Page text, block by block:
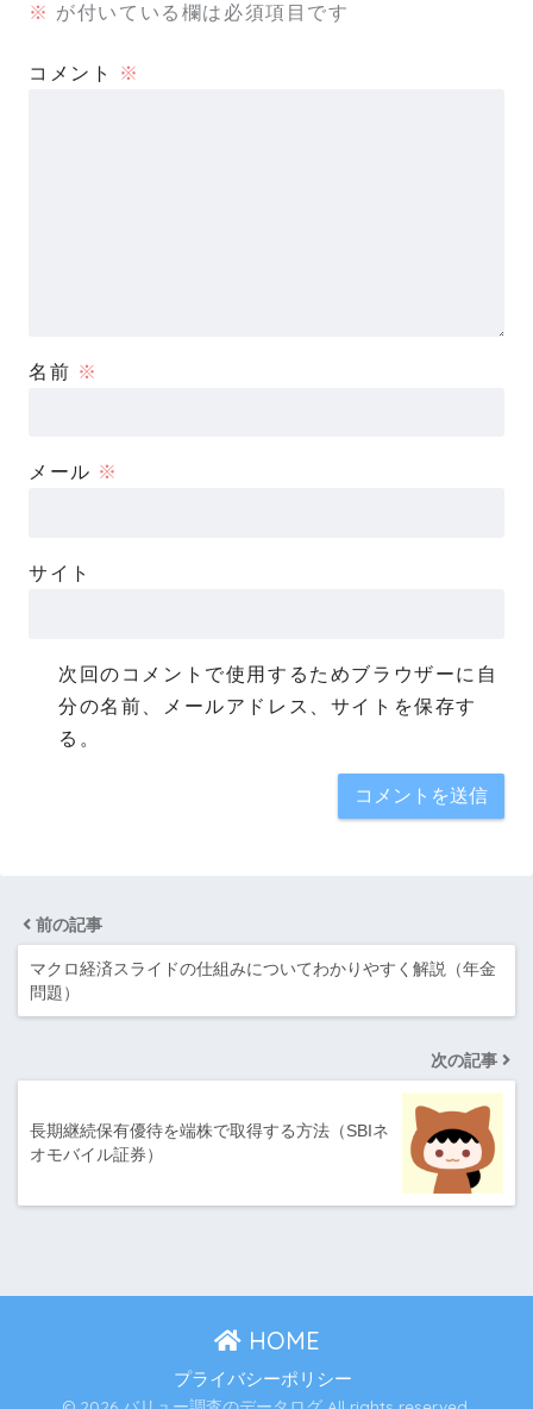
※ が付いている欄は必須項目です
コメント ※
名前 ※
メール ※
サイト
次回のコメントで使用するためブラウザーに自
分の名前、メールアドレス、サイトを保存す
る。
前の記事
マクロ経済スライドの仕組みについてわかりやすく解説（年金
問題）
次の記事
長期継続保有優待を端株で取得する方法（SBIネ
オモバイル証券）
HOME
プライバシーポリシー